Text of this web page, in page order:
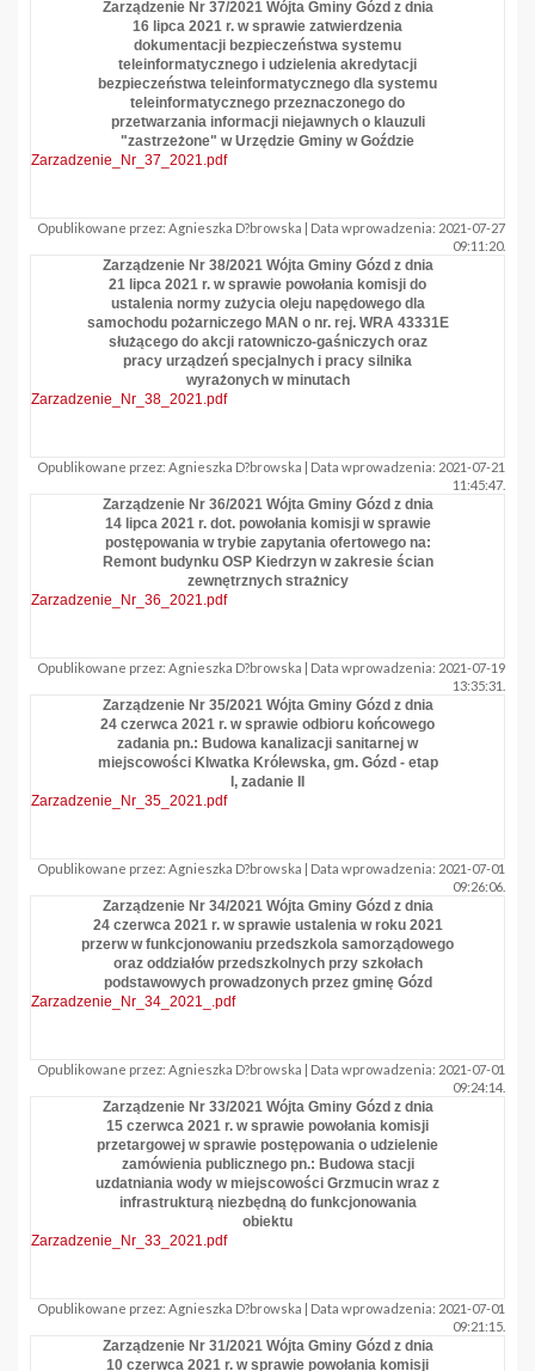
Zarządzenie Nr 37/2021 Wójta Gminy Gózd z dnia
16 lipca 2021 r. w sprawie zatwierdzenia
dokumentacji bezpieczeństwa systemu
teleinformatycznego i udzielenia akredytacji
bezpieczeństwa teleinformatycznego dla systemu
teleinformatycznego przeznaczonego do
przetwarzania informacji niejawnych o klauzuli
"zastrzeżone" w Urzędzie Gminy w Goździe
Zarzadzenie_Nr_37_2021.pdf
Opublikowane przez: Agnieszka D?browska | Data wprowadzenia: 2021-07-27
09:11:20.
Zarządzenie Nr 38/2021 Wójta Gminy Gózd z dnia
21 lipca 2021 r. w sprawie powołania komisji do
ustalenia normy zużycia oleju napędowego dla
samochodu pożarniczego MAN o nr. rej. WRA 43331E
służącego do akcji ratowniczo-gaśniczych oraz
pracy urządzeń specjalnych i pracy silnika
wyrażonych w minutach
Zarzadzenie_Nr_38_2021.pdf
Opublikowane przez: Agnieszka D?browska | Data wprowadzenia: 2021-07-21
11:45:47.
Zarządzenie Nr 36/2021 Wójta Gminy Gózd z dnia
14 lipca 2021 r. dot. powołania komisji w sprawie
postępowania w trybie zapytania ofertowego na:
Remont budynku OSP Kiedrzyn w zakresie ścian
zewnętrznych strażnicy
Zarzadzenie_Nr_36_2021.pdf
Opublikowane przez: Agnieszka D?browska | Data wprowadzenia: 2021-07-19
13:35:31.
Zarządzenie Nr 35/2021 Wójta Gminy Gózd z dnia
24 czerwca 2021 r. w sprawie odbioru końcowego
zadania pn.: Budowa kanalizacji sanitarnej w
miejscowości Klwatka Królewska, gm. Gózd - etap
I, zadanie II
Zarzadzenie_Nr_35_2021.pdf
Opublikowane przez: Agnieszka D?browska | Data wprowadzenia: 2021-07-01
09:26:06.
Zarządzenie Nr 34/2021 Wójta Gminy Gózd z dnia
24 czerwca 2021 r. w sprawie ustalenia w roku 2021
przerw w funkcjonowaniu przedszkola samorządowego
oraz oddziałów przedszkolnych przy szkołach
podstawowych prowadzonych przez gminę Gózd
Zarzadzenie_Nr_34_2021_.pdf
Opublikowane przez: Agnieszka D?browska | Data wprowadzenia: 2021-07-01
09:24:14.
Zarządzenie Nr 33/2021 Wójta Gminy Gózd z dnia
15 czerwca 2021 r. w sprawie powołania komisji
przetargowej w sprawie postępowania o udzielenie
zamówienia publicznego pn.: Budowa stacji
uzdatniania wody w miejscowości Grzmucin wraz z
infrastrukturą niezbędną do funkcjonowania
obiektu
Zarzadzenie_Nr_33_2021.pdf
Opublikowane przez: Agnieszka D?browska | Data wprowadzenia: 2021-07-01
09:21:15.
Zarządzenie Nr 31/2021 Wójta Gminy Gózd z dnia
10 czerwca 2021 r. w sprawie powołania komisji